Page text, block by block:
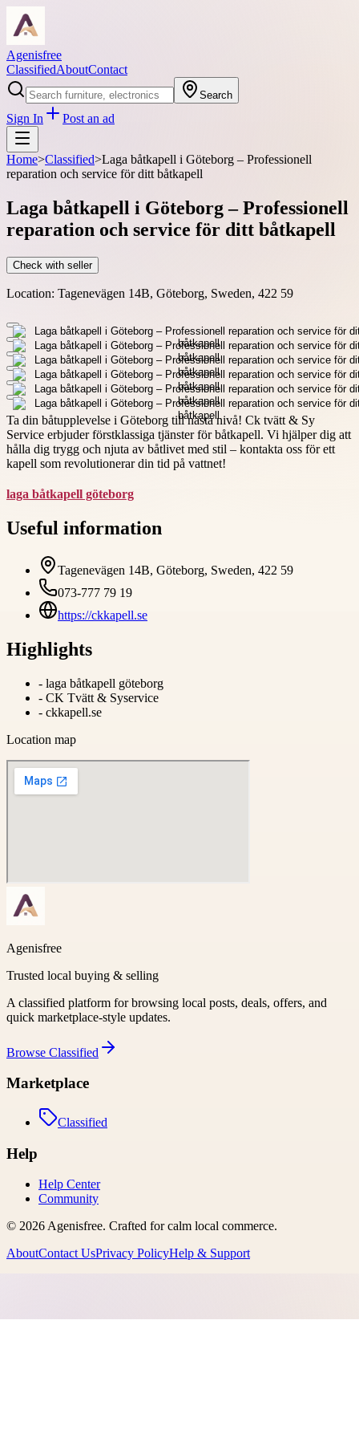
Agenisfree
ClassifiedAboutContact
Search
Sign In Post an ad
Home>Classified>Laga båtkapell i Göteborg – Professionell
reparation och service för ditt båtkapell
Laga båtkapell i Göteborg – Professionell
reparation och service för ditt båtkapell
Check with seller
Location: Tagenevägen 14B, Göteborg, Sweden, 422 59
Ta din båtupplevelse i Göteborg till nästa nivå! Ck tvätt & Sy
Service erbjuder förstklassiga tjänster för båtkapell. Vi hjälper dig att
hålla dig trygg och njuta av båtlivet med stil – kontakta oss för ett
kapell som revolutionerar din tid på vattnet!
laga båtkapell göteborg
Useful information
Tagenevägen 14B, Göteborg, Sweden, 422 59
073-777 79 19
https://ckkapell.se
Highlights
- laga båtkapell göteborg
- CK Tvätt & Syservice
- ckkapell.se
Location map
Agenisfree
Trusted local buying & selling
A classified platform for browsing local posts, deals, offers, and
quick marketplace-style updates.
Browse Classified
Marketplace
Classified
Help
Help Center
Community
© 2026Agenisfree. Crafted for calm local commerce.
AboutContact UsPrivacy PolicyHelp & Support